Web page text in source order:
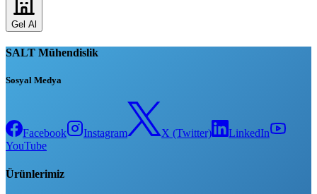
Gel Al
SALT Mühendislik
Sosyal Medya
Facebook Instagram X (Twitter)
LinkedIn
YouTube
Ürünlerimiz